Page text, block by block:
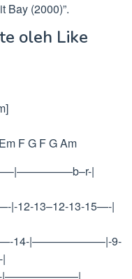
Bay (2000)”.
oleh Like
F G F G Am
|
13–12-13-15—-|
14-|——————–|-9-